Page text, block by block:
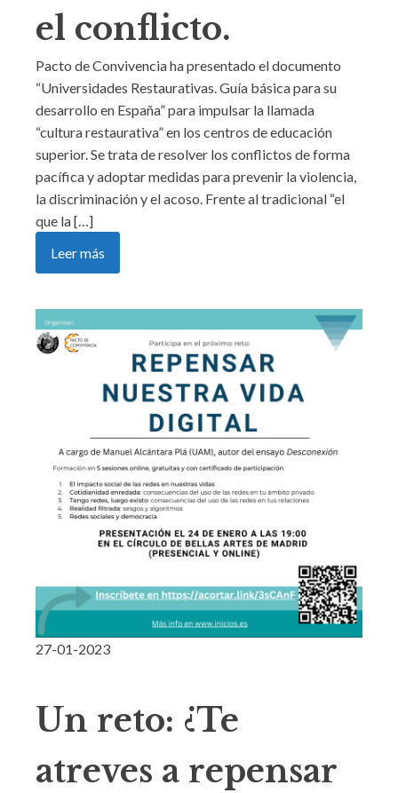
el conflicto.
Pacto de Convivencia ha presentado el documento
“Universidades Restaurativas. Guía básica para su
desarrollo en España” para impulsar la llamada
“cultura restaurativa” en los centros de educación
superior. Se trata de resolver los conflictos de forma
pacífica y adoptar medidas para prevenir la violencia,
la discriminación y el acoso. Frente al tradicional “el
que la […]
Leer más
27-01-2023
Un reto: ¿Te
atreves a repensar